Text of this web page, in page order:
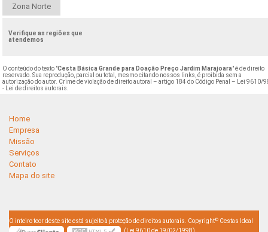
Zona Norte
Verifique as regiões que
atendemos
O conteúdo do texto "Cesta Básica Grande para Doação Preço Jardim Marajoara" é de direito
reservado. Sua reprodução, parcial ou total, mesmo citando nossos links, é proibida sem a
autorização do autor. Crime de violação de direito autoral – artigo 184 do Código Penal –
Lei 9610/
- Lei de direitos autorais
Home
Empresa
Missão
Serviços
Contato
Mapa do site
O inteiro teor deste site está sujeito à proteção de direitos autorais. Copyright© Cestas Ideal